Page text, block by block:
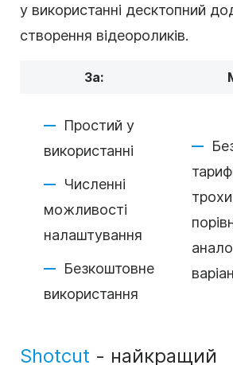
у використанні десктопний
створення відеороликів.
За:
Простий у
використанні
Численні
можливості
налаштування
Безкоштовне
використання
Shotcut - найкращий